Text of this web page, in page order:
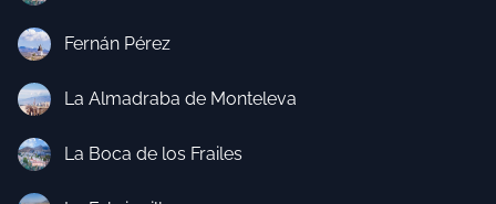
Fernán Pérez
La Almadraba de Monteleva
La Boca de los Frailes